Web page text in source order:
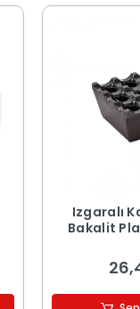
Izgaralı
Bakalit